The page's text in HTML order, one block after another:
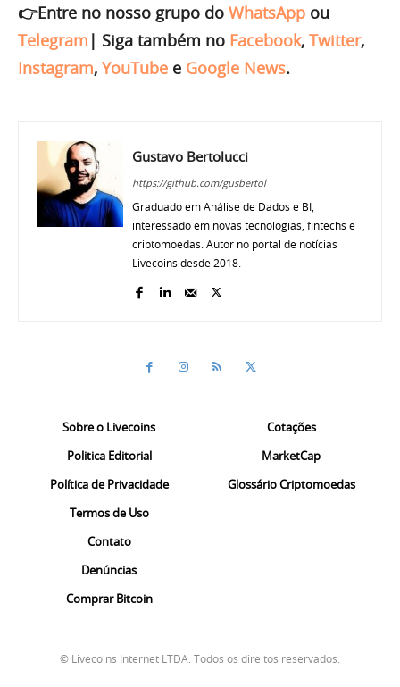
👉Entre no nosso grupo do WhatsApp ou
Telegram | Siga também no Facebook, Twitter,
Instagram, YouTube e Google News.
Gustavo Bertolucci
https://github.com/gusbertol
Graduado em Análise de Dados e BI,
interessado em novas tecnologias, fintechs e
criptomoedas. Autor no portal de notícias
Livecoins desde 2018.
Sobre o Livecoins
Politica Editorial
Política de Privacidade
Termos de Uso
Contato
Denúncias
Comprar Bitcoin
Cotações
MarketCap
Glossário Criptomoedas
© Livecoins Internet LTDA. Todos os direitos reservados.